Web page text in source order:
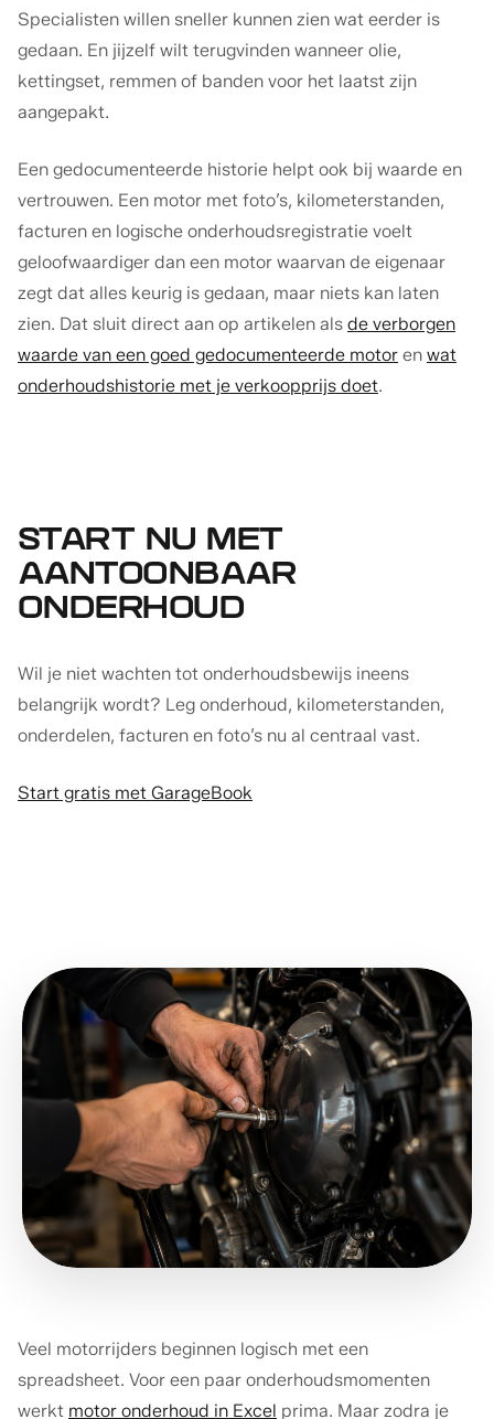
Specialisten willen sneller kunnen zien wat eerder is
gedaan. En jijzelf wilt terugvinden wanneer olie,
kettingset, remmen of banden voor het laatst zijn
aangepakt.
Een gedocumenteerde historie helpt ook bij waarde en
vertrouwen. Een motor met foto’s, kilometerstanden,
facturen en logische onderhoudsregistratie voelt
geloofwaardiger dan een motor waarvan de eigenaar
zegt dat alles keurig is gedaan, maar niets kan laten
zien. Dat sluit direct aan op artikelen als de verborgen
waarde van een goed gedocumenteerde motor en wat
onderhoudshistorie met je verkoopprijs doet.
START NU MET
AANTOONBAAR
ONDERHOUD
Wil je niet wachten tot onderhoudsbewijs ineens
belangrijk wordt? Leg onderhoud, kilometerstanden,
onderdelen, facturen en foto’s nu al centraal vast.
Start gratis met GarageBook
Veel motorrijders beginnen logisch met een
spreadsheet. Voor een paar onderhoudsmomenten
werkt motor onderhoud in Excel prima. Maar zodra je